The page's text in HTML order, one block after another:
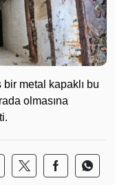
bir metal kapaklı bu
olmasına